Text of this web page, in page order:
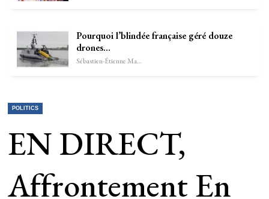
Pourquoi l’blindée française géré douze
drones…
Sébastien-Étienne Marechal
POLITICS
EN DIRECT,
Affrontement En